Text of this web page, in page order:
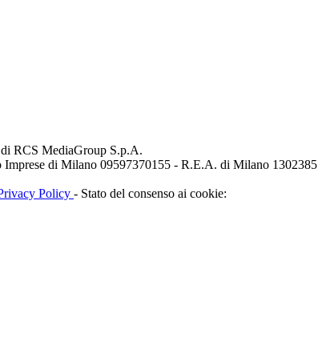
RCS MediaGroup S.p.A.
Imprese di Milano 09597370155 - R.E.A. di Milano 1302385
Policy - Stato del consenso ai cookie: